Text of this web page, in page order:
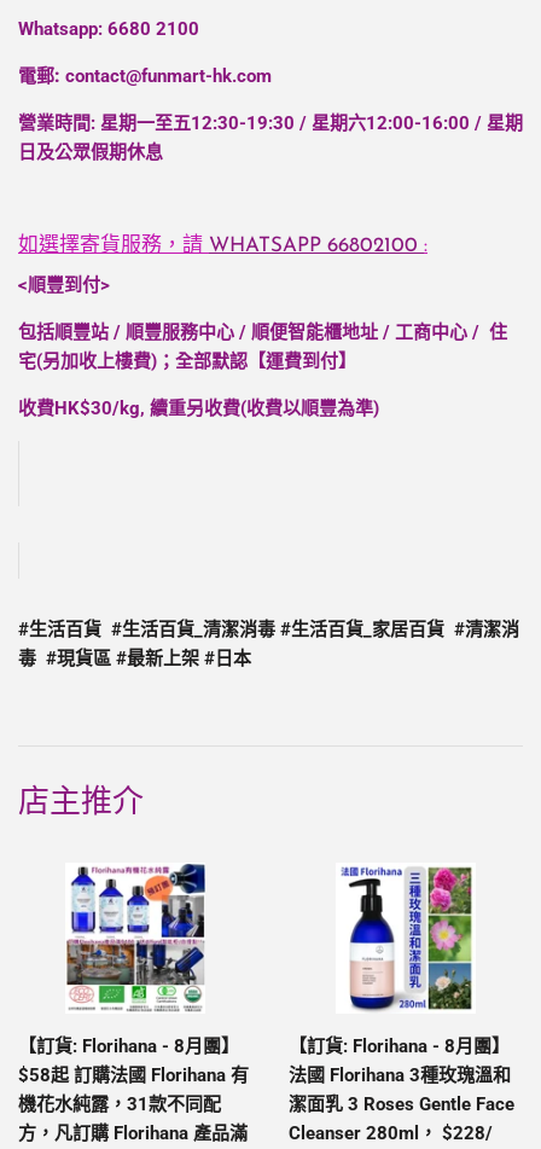
Whatsapp: 6680 2100
電郵: contact@funmart-hk.com
營業時間: 星期一至五12:30-19:30 / 星期六12:00-16:00 / 星期
日及公眾假期休息
如選擇寄貨服務，請 WHATSAPP 66802100 :
<順豐到付>
包括順豐站 / 順豐服務中心 / 順便智能櫃地址 / 工商中心 / 住
宅(另加收上樓費)；全部默認【運費到付】
收費HK$30/kg, 續重另收費(收費以順豐為準)
#生活百貨 #生活百貨_清潔消毒 #生活百貨_家居百貨 #清潔消
毒 #現貨區 #最新上架 #日本
店主推介
【訂貨: Florihana - 8月團】
$58起 訂購法國 Florihana 有
機花水純露，31款不同配
方，凡訂購 Florihana 產品滿
【訂貨: Florihana - 8月團】
法國 Florihana 3種玫瑰溫和
潔面乳 3 Roses Gentle Face
Cleanser 280ml， $228/